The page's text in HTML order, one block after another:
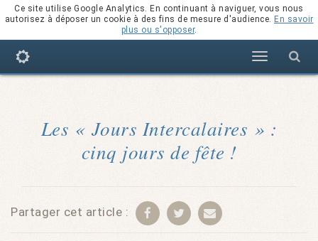
Ce site utilise Google Analytics. En continuant à naviguer, vous nous
autorisez à déposer un cookie à des fins de mesure d'audience. En savoir
plus ou s'opposer.
Navigation
Les « Jours Intercalaires » :
cinq jours de fête !
Partager cet article :